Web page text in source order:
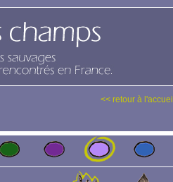
<< retour à l'accueil